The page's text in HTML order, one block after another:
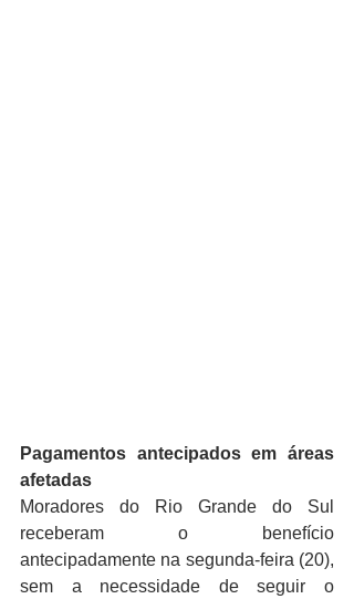
Pagamentos antecipados em áreas
afetadas
Moradores do Rio Grande do Sul
receberam o benefício
antecipadamente na segunda-feira (20),
sem a necessidade de seguir o